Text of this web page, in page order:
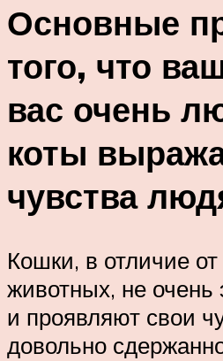
Основные
того, что
вас очень
коты
чувства
Кошки, в отличие
животных, не
и проявляют свои
довольно